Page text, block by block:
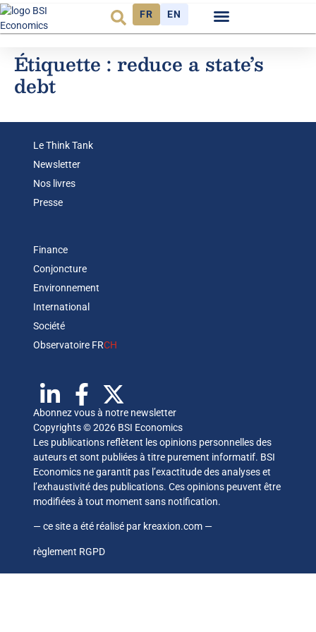
FR EN
Étiquette : reduce a state’s
debt
Le Think Tank
Newsletter
Nos livres
Presse
Finance
Conjoncture
Environnement
International
Société
Observatoire FRCH
Abonnez vous à notre newsletter
Copyrights © 2026 BSI Economics
Les publications reflètent les opinions personnelles des
auteurs et sont publiées à titre purement informatif. BSI
Economics ne garantit pas l’exactitude des analyses et
l’exhaustivité des publications. Ces opinions peuvent être
modifiées à tout moment sans notification.
— ce site a été réalisé par kreaxion.com —
règlement RGPD